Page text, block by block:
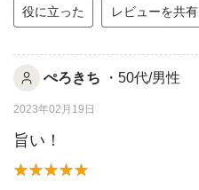
役に立った レビューを共有
ぺろきち ・50代/男性
2023年02月19日
旨い！